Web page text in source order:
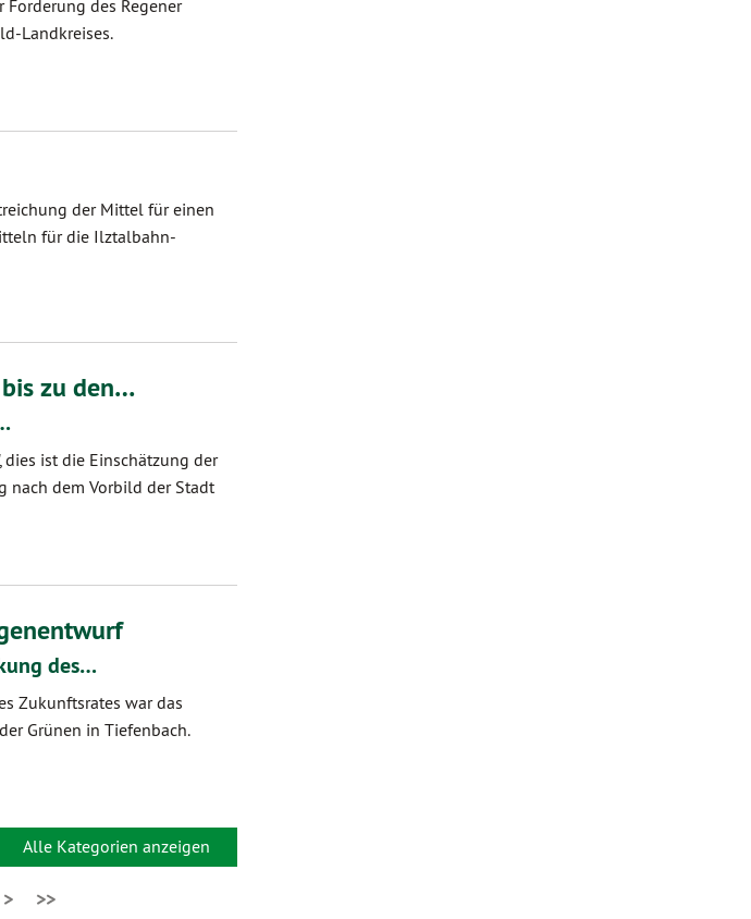
des Regener
Landkreises.
der Mittel für einen
für die Ilztalbahn-
bis zu den…
ist die Einschätzung der
nach dem Vorbild der Stadt
des…
Zukunftsrates war das
Grünen in Tiefenbach.
Alle Kategorien anzeigen
> >>